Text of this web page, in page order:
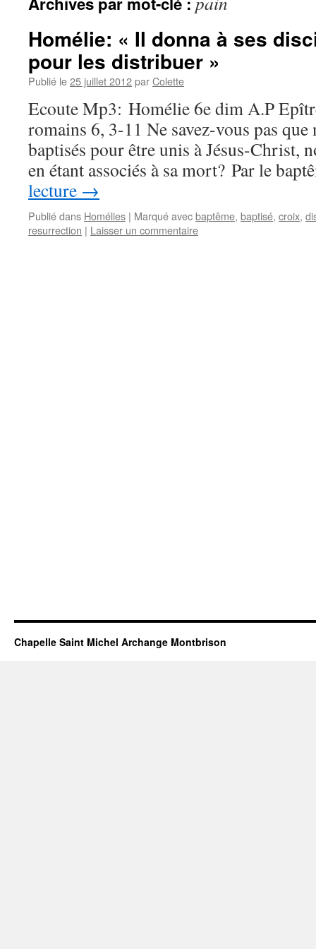
Homélie: « Il donna à ses
pour les distribuer »
Publié le25 juillet 2012parColette
Ecoute Mp3: Homélie 6e dim A.P
romains 6, 3-11 Ne savez-vous pas que
baptisés pour être unis à Jésus-Christ,
en étant associés à sa mort? Par le
lecture →
Publié dans Homélies | Marqué avecbaptême, baptisé, croix,
resurrection | Laisser un commentaire
Chapelle Saint Michel Archange Montbrison